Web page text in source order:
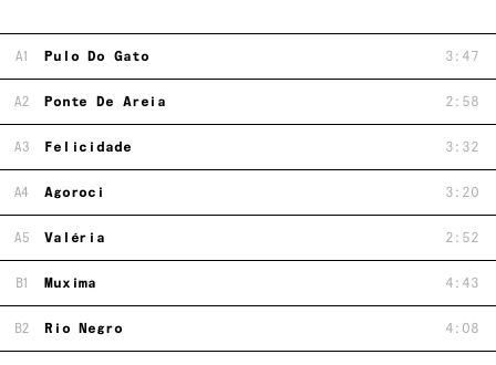
A1 Pulo Do Gato 3:47
A2 Ponte De Areia 2:58
A3 Felicidade 3:32
A4 Agoroci 3:20
A5 Valéria 2:52
B1 Muxima 4:43
B2 Rio Negro 4:08